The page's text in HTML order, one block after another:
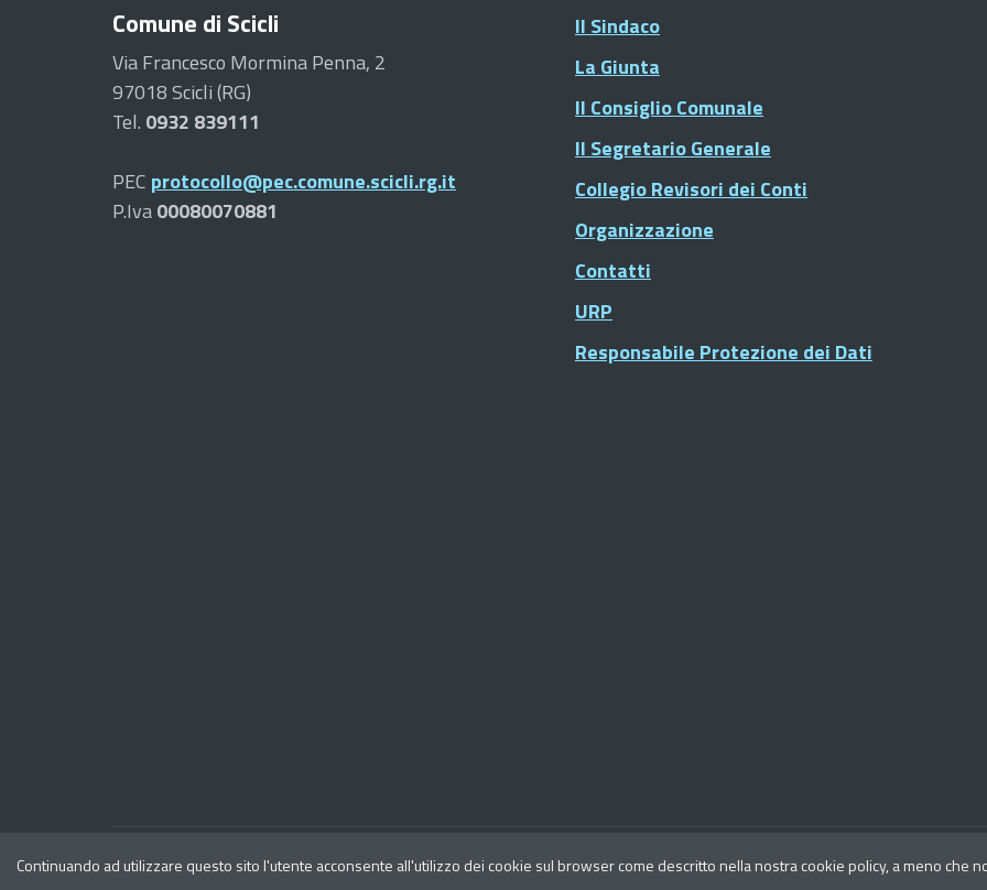
Comune di Scicli
Via Francesco Mormina Penna, 2
97018 Scicli (RG)
Tel. 0932 839111
PEC protocollo@pec.comune.scicli.rg.it
P.Iva00080070881
Il Sindaco
La Giunta
Il Consiglio Comunale
Il Segretario Generale
Collegio Revisori dei Conti
Organizzazione
Contatti
URP
Responsabile Protezione dei Dati
Privacy
Note legali
Aggiornato al
Continuando ad utilizzare questo sito l'utente acconsente all'utilizzo dei cookie sul browser come descritto nella nostra cookie policy, a meno che